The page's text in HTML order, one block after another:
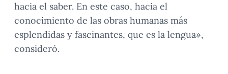
hacia el saber. En este caso, hacia el
conocimiento de las obras humanas más
esplendidas y fascinantes, que es la lengua»,
consideró.